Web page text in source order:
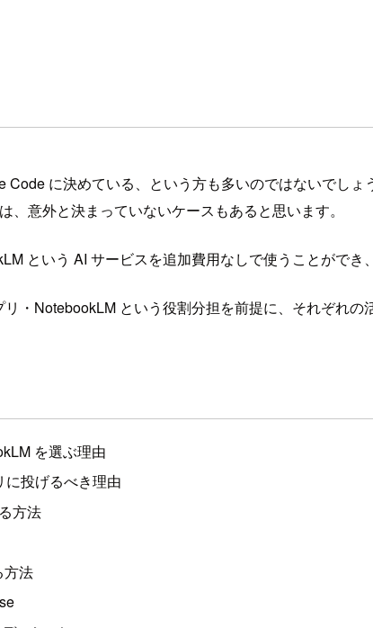
に決めている、という方も多いのではないでしょ
意外と決まっていないケースもあると思います。
という AI サービスを追加費用なしで使うことができ
・NotebookLM という役割分担を前提に、それぞれの
を選ぶ理由
投げるべき理由
方法
方法